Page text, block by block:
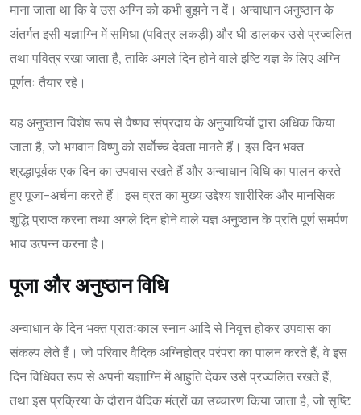
माना जाता था कि वे उस अग्नि को कभी बुझने न दें। अन्वाधान अनुष्ठान के
अंतर्गत इसी यज्ञाग्नि में समिधा (पवित्र लकड़ी) और घी डालकर उसे प्रज्वलित
तथा पवित्र रखा जाता है, ताकि अगले दिन होने वाले इष्टि यज्ञ के लिए अग्नि
पूर्णतः तैयार रहे।
यह अनुष्ठान विशेष रूप से वैष्णव संप्रदाय के अनुयायियों द्वारा अधिक किया
जाता है, जो भगवान विष्णु को सर्वोच्च देवता मानते हैं। इस दिन भक्त
श्रद्धापूर्वक एक दिन का उपवास रखते हैं और अन्वाधान विधि का पालन करते
हुए पूजा-अर्चना करते हैं। इस व्रत का मुख्य उद्देश्य शारीरिक और मानसिक
शुद्धि प्राप्त करना तथा अगले दिन होने वाले यज्ञ अनुष्ठान के प्रति पूर्ण समर्पण
भाव उत्पन्न करना है।
पूजा और अनुष्ठान विधि
अन्वाधान के दिन भक्त प्रातःकाल स्नान आदि से निवृत्त होकर उपवास का
संकल्प लेते हैं। जो परिवार वैदिक अग्निहोत्र परंपरा का पालन करते हैं, वे इस
दिन विधिवत रूप से अपनी यज्ञाग्नि में आहुति देकर उसे प्रज्वलित रखते हैं,
तथा इस प्रक्रिया के दौरान वैदिक मंत्रों का उच्चारण किया जाता है, जो सृष्टि